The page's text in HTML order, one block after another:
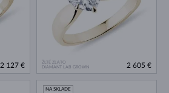
2 127 €
ŽLTÉ ZLATO
DIAMANT LAB GROWN
2 605 €
NA SKLADE